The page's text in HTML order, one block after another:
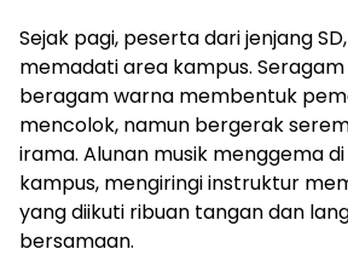
Sejak pagi, peserta dari jenjang SD,
memadati area kampus.
beragam warna membentuk
mencolok, namun bergerak
irama. Alunan musik menggema
kampus, mengiringi instruktur
yang diikuti ribuan tangan dan
bersamaan.